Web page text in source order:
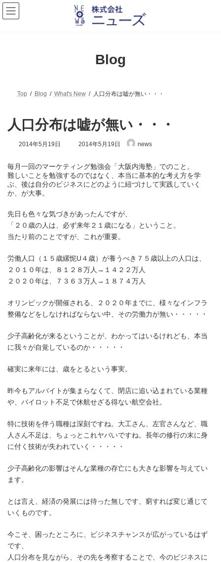
コ
ン
テ
ナ
ビ
ゲ
Blog
Top Blog What's New 人口分布は嘘が無い・・・
人口分布は嘘が無い・・・
2014年5月19日
最
新
日
時
2014年5月19日 news
毎月一回のマーケティング勉強会「大阪内海塾」でのこと。
難しいことを勉強するのではなく、本当に基本的な考え方を学
ぶ、後は自分のビジネスにどのように紐づけして実践していく
か、が大事。
先日も色々な気づきがあったんですが、
「２０歳の人は、必ず来年２１歳になる」ということ。
当たり前のことですが、これが重要。
労働人口（１５歳縲怩U４歳）が養うべき７５歳以上の人口は、
２０１０年は、８１２８万人→１４２２万人
２０２０年は、７３６３万人→１８７４万人
オリンピックが開催される、２０２０年までに、様々なインフラ
整備などをしなければならない中、その労働力が無い・・・・・
少子高齢化が来るということが、わかってはいるけれども、本当
に我々が自覚しているのか・・・・・
確実に来年には、歳をとるという事実。
昨今もアルバイトが集まらなくて、閉店に追い込まれている業種
や、パイロット不足で休航せざる得ない航空会社。
特に技術を伴う職種は深刻ですね。大工さん、左官さんなど、職
人さん不足は、ちょっとこれヤバいですね。長年の修行の末に身
に付く技術が失われていく・・・・・
少子高齢化の影響はそんな業種の存亡にも大きな影響を与えてい
ます。
とは言え、経済の発展には待った無しです、窮すれば変じ通じて
いくものです。
今こそ、困ったところに、ビジネスチャンスが広がっているはず
です、
人口分布を見ながら、その先を考察することで、今のビジネスに